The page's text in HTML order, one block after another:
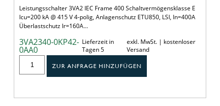
Leistungsschalter 3VA2 IEC Frame 400 Schaltvermögensklasse E
Icu=200 kA @ 415 V 4-polig, Anlagenschutz ETU850, LSI, In=400A
Überlastschutz Ir=160A…
3VA2340-0KP42-
0AA0
Lieferzeit in
Tagen 5
exkl. MwSt. | kostenloser
Versand
ZUR ANFRAGE HINZUFÜGEN